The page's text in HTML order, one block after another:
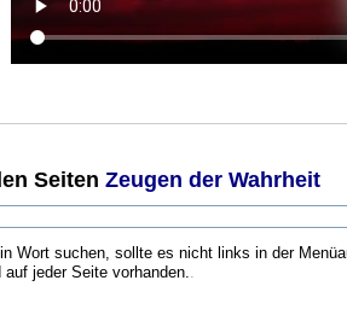
Seiten Zeugen der Wahrheit
Wort suchen, sollte es nicht links in der
auf jeder Seite vorhanden..